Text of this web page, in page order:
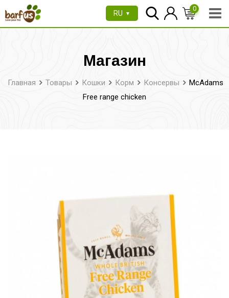
Перейти
RU ▼
0
Магазин
Главная Товары Кошки Корм Консервы
McAdams
Free range chicken